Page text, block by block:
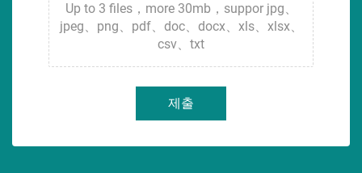
Up to 3 files，more 30mb，suppor jpg、
jpeg、png、pdf、doc、docx、xls、xlsx、
csv、txt
제출